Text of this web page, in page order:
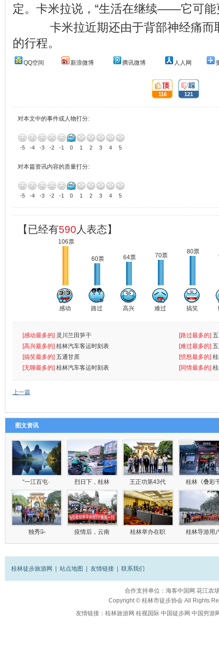
定。卡米拉说，“生活在继续——它可能
卡米拉近期还由于背部神经痛而
的行程。
QQ空间 新浪微博 腾讯微博 人人网
顶:
116
踩:
121
对本文中的事件或人物打分:
-5 -4 -3 -2 -1 0 1 2 3 4 5
对本篇资讯内容的质量打分:
-5 -4 -3 -2 -1 0 1 2 3 4 5
【已经有590 人表态】
106票
感动
60票
路过
64票
高兴
70票
难过
80票
搞笑
[感动最多的] 灵川兰田笋干 [路过最多的]
[高兴最多的] 桂林汽车客运时刻表 [难过最多的]
[搞笑最多的] 五通甘蔗 [愤怒最多的]
[无聊最多的] 桂林汽车客运时刻表 [同情最多的]
上一篇
图文资讯
“一江百屯· 烈日下，桂林 王正功第43代 桂林《叠彩
独秀峰̶ 疫情后，云南 桂林举办在职 桂林导游用
桂林徒步旅游网 站点地图 友情链接 联系我们
合作支持单位： 海客中国网 花江农
Copyright © 桂林市徒步协会All Rights
友情链接： 桂林旅游网 桂视国际 中国徒步网 中国穷游